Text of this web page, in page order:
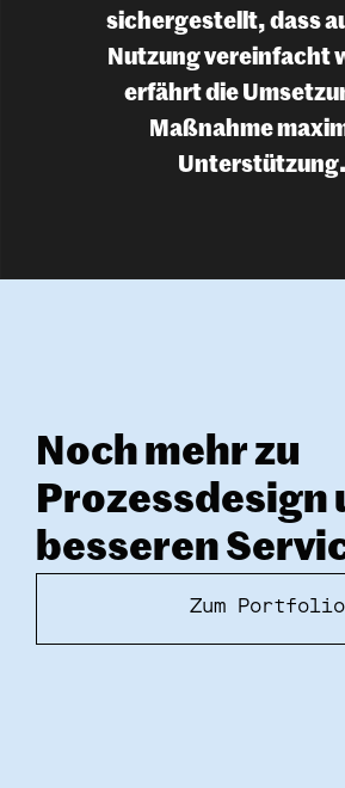
sichergestellt, dass
Nutzung vereinfacht
erfährt die
Maßnahme
Noch mehr zu
Prozessdesign
besseren
Zum Portfolio